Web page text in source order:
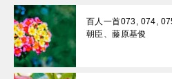
百人一首073, 074,
朝臣、藤原基俊